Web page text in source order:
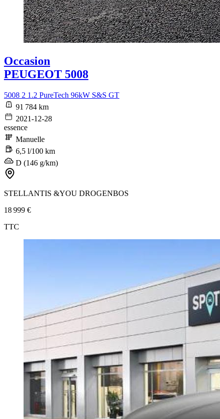
Occasion
PEUGEOT 5008
5008 2 1.2 PureTech 96kW S&S GT
91 784 km
2021-12-28
essence
Manuelle
6,5 l/100 km
D (146 g/km)
STELLANTIS &YOU DROGENBOS
18 999 €
TTC